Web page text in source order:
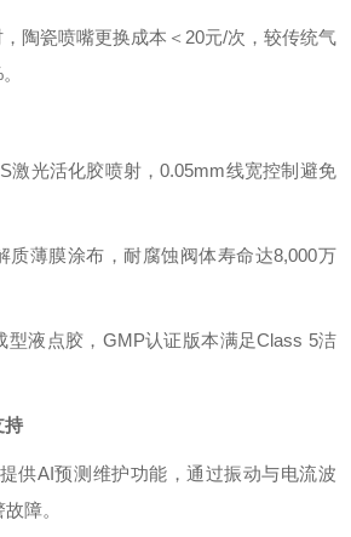
陶瓷喷嘴更换成本＜20元/次，较传统气
激光活化胶喷射，0.05mm线宽控制避免
质薄膜涂布，耐腐蚀阀体寿命达8,000万
型液点胶，GMP认证版本满足Class 5洁
持
供AI预测维护功能，通过振动与电流波
障。